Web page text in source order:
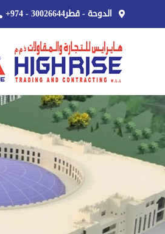
الدوحة - قطر+974 - 30026644